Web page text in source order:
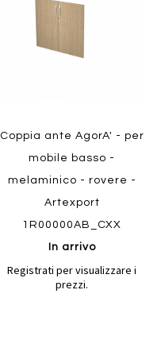
preferiti
Coppia ante AgorA' - per
mobile basso -
melaminico - rovere -
Artexport
1R00000AB_CXX
In arrivo
Registrati per visualizzare i
prezzi.